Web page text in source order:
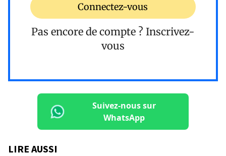
Connectez-vous
Pas encore de compte ? Inscrivez-
vous
Suivez-nous sur
WhatsApp
LIRE AUSSI